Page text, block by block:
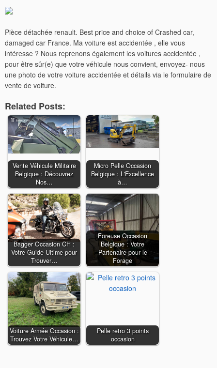
Pièce détachée renault. Best price and choice of Crashed car,
damaged car France. Ma voiture est accidentée , elle vous
intéresse ? Nous reprenons également les voitures accidentée ,
pour être sûr(e) que votre véhicule nous convient, envoyez- nous
une photo de votre voiture accidentée et détails via le formulaire de
vente de voiture.
Related Posts:
Vente Véhicule Militaire
Belgique : Découvrez
Nos…
Micro Pelle Occasion
Belgique : L'Excellence
à…
Bagger Occasion CH :
Votre Guide Ultime pour
Trouver…
Foreuse Occasion
Belgique : Votre
Partenaire pour le
Forage
Voiture Armée Occasion :
Trouvez Votre Véhicule…
Pelle retro 3 points
occasion